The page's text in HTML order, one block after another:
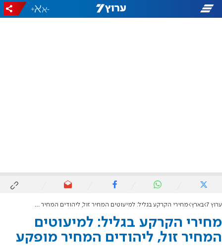
-
+
ערוץ 7 בארץ מחירי הקרקע בגליל: למיעוטים המחיר זול, ליהודים המחיר מופקע
מחירי הקרקע בגליל: למיעוטים
המחיר זול, ליהודים המחיר מופקע